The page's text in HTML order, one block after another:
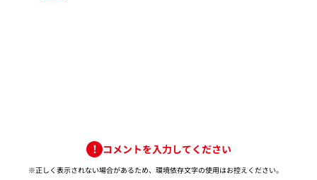
コメントを入力してください
※正しく表示されない場合があるため、環境依存文字の使用はお控えください。​